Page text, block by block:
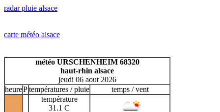
H
I J K L M
N
T
U
V
W X Y Z
radar pluie alsace
carte météo alsace
météo URSCHENHEIM 68320
haut-rhin alsace
jeudi 06 aout 2026
heurePtempératures / pluie temps / vent
température
31.1 C